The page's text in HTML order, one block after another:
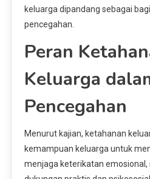
keluarga dipandang sebagai
pencegahan.
Peran
Keluarga
Pencegahan
Menurut kajian, ketahanan
kemampuan keluarga untuk
menjaga keterikatan